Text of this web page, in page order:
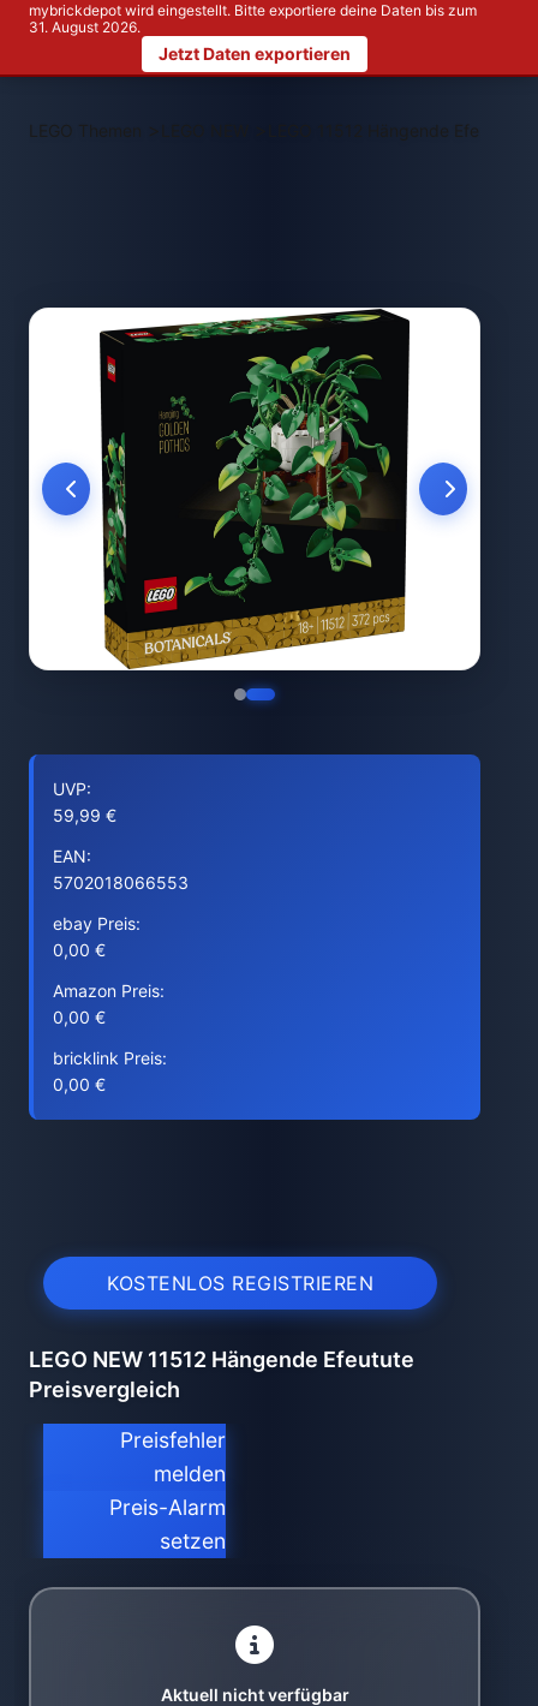
mybrickdepot wird eingestellt. Bitte exportiere deine Daten bis zum
31. August 2026.
Jetzt Daten exportieren
LEGO Themen > LEGO 11512 Hängende Efeutute
UVP:
59,99 €
EAN:
5702018066553
ebay Preis:
0,00 €
Amazon Preis:
0,00 €
bricklink Preis:
0,00 €
KOSTENLOS REGISTRIEREN
LEGO NEW 11512 Hängende Efeutute
Preisvergleich
Preisfehler
melden
Preis-Alarm
setzen
Aktuell nicht verfügbar